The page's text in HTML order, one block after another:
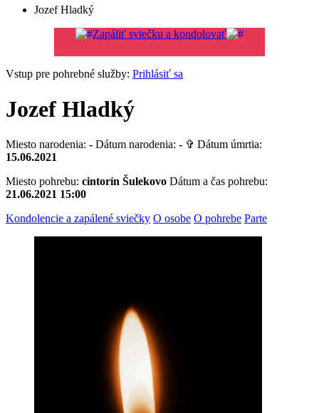
Jozef Hladký
Zapáliť sviečku a kondolovať
Vstup pre pohrebné služby: Prihlásiť sa
Jozef Hladký
Miesto narodenia: - Dátum narodenia: - ✞ Dátum úmrtia:
15.06.2021
Miesto pohrebu: cintorín Šulekovo Dátum a čas pohrebu:
21.06.2021 15:00
Kondolencie a zapálené sviečky O osobe O pohrebe Parte